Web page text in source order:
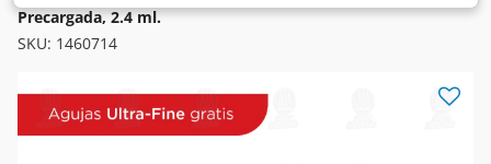
Precargada, 2.4 ml.
SKU: 1460714